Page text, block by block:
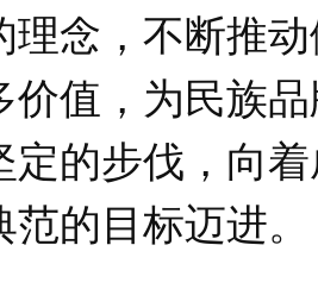
理念，不断推
价值，为民族
定的步伐，向
的目标迈进。